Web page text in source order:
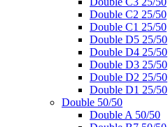
Double C2 25/50
Double C1 25/50
Double D5 25/50
Double D4 25/50
Double D3 25/50
Double D2 25/50
Double D1 25/50
Double 50/50
Double A 50/50